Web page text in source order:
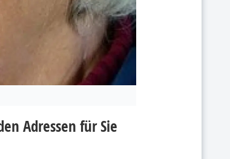
Adressen für Sie